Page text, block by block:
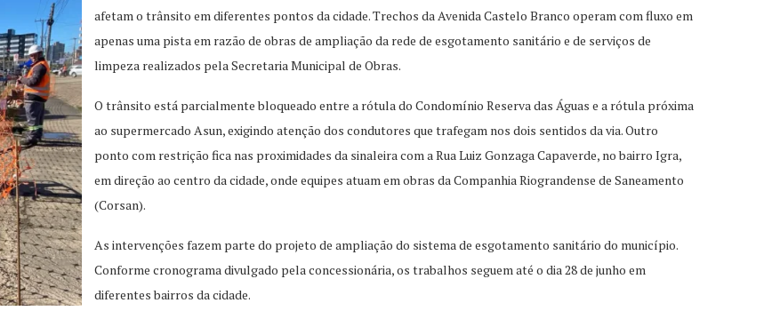
afetam o trânsito em diferentes pontos da cidade. Trechos da Avenida Castelo Branco operam com fluxo em
apenas uma pista em razão de obras de ampliação da rede de esgotamento sanitário e de serviços de
limpeza realizados pela Secretaria Municipal de Obras.
O trânsito está parcialmente bloqueado entre a rótula do Condomínio Reserva das Águas e a rótula próxima
ao supermercado Asun, exigindo atenção dos condutores que trafegam nos dois sentidos da via. Outro
ponto com restrição fica nas proximidades da sinaleira com a Rua Luiz Gonzaga Capaverde, no bairro Igra,
em direção ao centro da cidade, onde equipes atuam em obras da Companhia Riograndense de Saneamento
(Corsan).
As intervenções fazem parte do projeto de ampliação do sistema de esgotamento sanitário do município.
Conforme cronograma divulgado pela concessionária, os trabalhos seguem até o dia 28 de junho em
diferentes bairros da cidade.